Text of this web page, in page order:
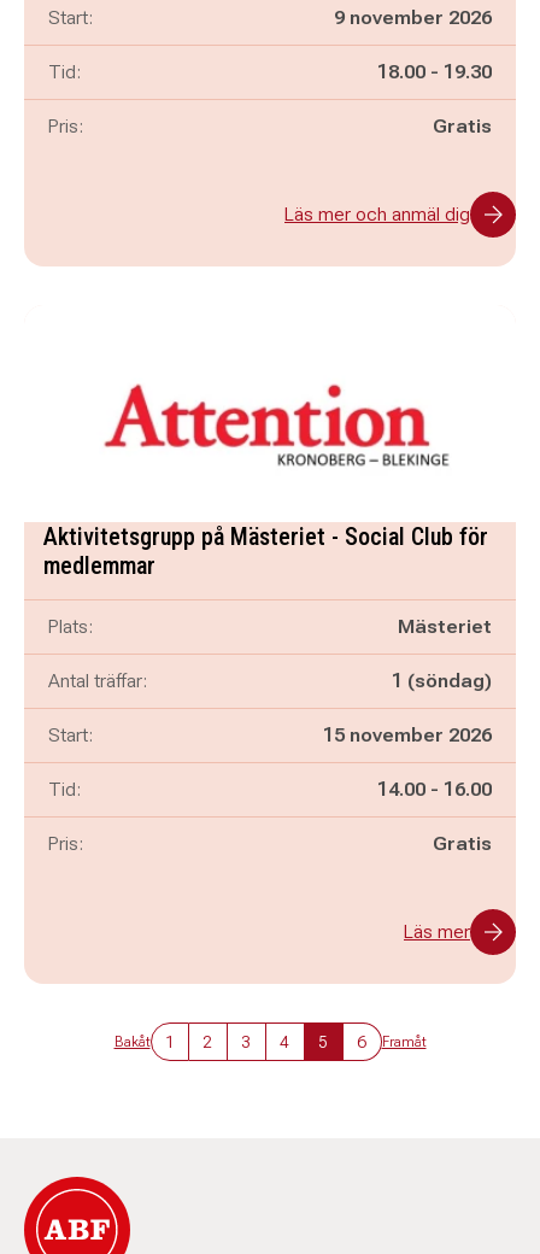
Start: 9 november 2026
Tid: Pågår mellan
18.00 - och
19.30
Pris: Gratis
Läs mer och anmäl dig
Aktivitetsgrupp på Mästeriet - Social Club för
medlemmar
Plats: Mästeriet
Antal träffar: 1 (söndag)
Start: 15 november 2026
Tid: Pågår mellan
14.00 - och
16.00
Pris: Gratis
Läs mer
Bakåt 1 2 3 4 5 6 Framåt